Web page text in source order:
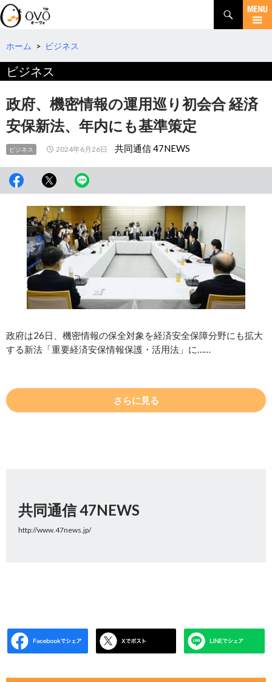
検
索
コ
テ
へ
移
動
ホーム > ビジネス
ビジネス
政府、機密情報の運用巡り初会合 経済
安保新法、年内にも基準策定
ビジネス 2024年6月26日 共同通信 47NEWS
政府は26日、機密情報の保全対象を経済安全保障分野にも拡大
する新法「重要経済安保情報保護・活用法」に……
さらに見る
共同通信 47NEWS
http://www.47news.jp/